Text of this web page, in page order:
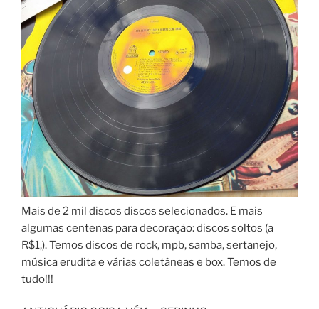
Mais de 2 mil discos discos selecionados. E mais
algumas centenas para decoração: discos soltos (a
R$1,). Temos discos de rock, mpb, samba, sertanejo,
música erudita e várias coletâneas e box. Temos de
tudo!!!